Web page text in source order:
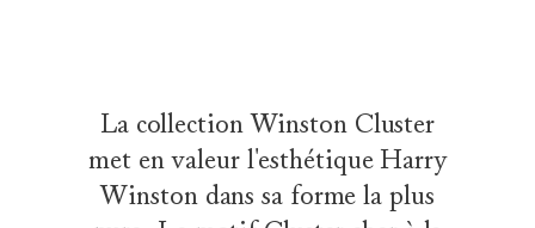
La collection Winston Cluster
met en valeur l'esthétique Harry
Winston dans sa forme la plus